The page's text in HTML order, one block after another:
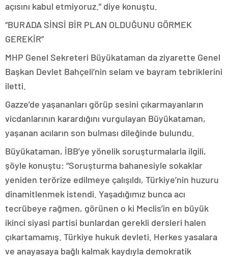
açısını kabul etmiyoruz.” diye konuştu.
“BURADA SİNSİ BİR PLAN OLDUĞUNU GÖRMEK
GEREKİR”
MHP Genel Sekreteri Büyükataman da ziyarette Genel
Başkan Devlet Bahçeli’nin selam ve bayram tebriklerini
iletti.
Gazze’de yaşananları görüp sesini çıkarmayanların
vicdanlarının karardığını vurgulayan Büyükataman,
yaşanan acıların son bulması dileğinde bulundu.
Büyükataman, İBB’ye yönelik soruşturmalarla ilgili,
şöyle konuştu: “Soruşturma bahanesiyle sokaklar
yeniden terörize edilmeye çalışıldı, Türkiye’nin huzuru
dinamitlenmek istendi. Yaşadığımız bunca acı
tecrübeye rağmen, görünen o ki Meclis’in en büyük
ikinci siyasi partisi bunlardan gerekli dersleri halen
çıkartamamış. Türkiye hukuk devleti. Herkes yasalara
ve anayasaya bağlı kalmak kaydıyla demokratik